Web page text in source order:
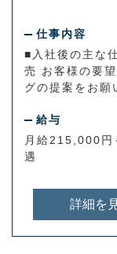
仕事内容
■入社後の主な
売 お客様の要
グの提案をお願
給与
月給215,000
遇
詳細を